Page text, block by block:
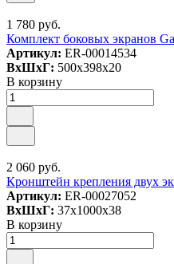
1 780 руб.
Комплект боковых экранов
Артикул: ER-00014534
ВxШxГ: 500x398x20
В корзину
2 060 руб.
Кронштейн крепления двух
Артикул: ER-00027052
ВxШxГ: 37x1000x38
В корзину